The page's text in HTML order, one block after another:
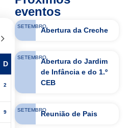
D
2
9
eventos
SETEMBROAbertura da Creche
SETEMBROAbertura do Jardim
de Infância e do 1.º
CEB
SETEMBROReunião de Pais